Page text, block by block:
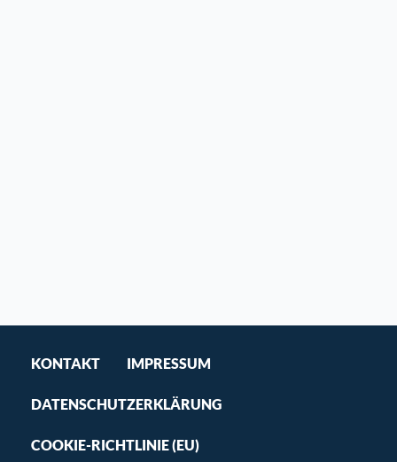
KONTAKT IMPRESSUM
DATENSCHUTZERKLÄRUNG
COOKIE-RICHTLINIE (EU)